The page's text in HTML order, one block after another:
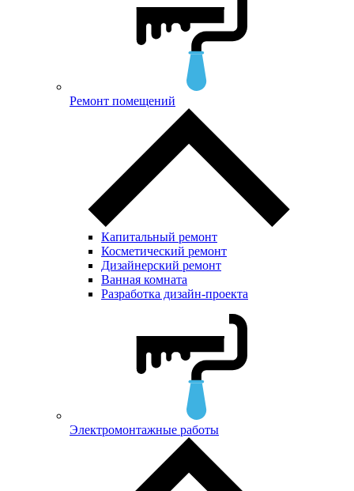
Ремонт помещений
Капитальный ремонт
Косметический ремонт
Дизайнерский ремонт
Ванная комната
Разработка дизайн-проекта
Электромонтажные работы